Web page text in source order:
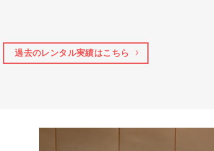
過去のレンタル実績はこちら